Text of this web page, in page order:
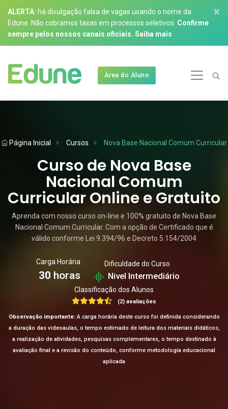
ALERTA: há divulgação falsa de vagas usando o nome da
Edune. Não cobramos taxas em processos seletivos. Confirme
sempre pelos nossos canais oficiais. Saiba mais
×
Área do Aluno
Página Inicial Cursos Nova Base Nacional Comum Curricular
Curso de Nova Base
Nacional Comum
Curricular Online e Gratuito
Aprenda com nosso curso on-line e 100% gratuito de Nova Base
Nacional Comum Curricular. Com a opção de Certificado que é
válido conforme Lei 9.394/96 e Decreto 5.154/2004
Carga Horária
30 horas
Dificuldade do Curso
Nivel Intermediário
Classificação dos Alunos
(2) avaliações
Observação importante:A carga horária deste curso foi definida considerando
a duração das videoaulas, o tempo estimado de leitura dos materiais didáticos,
a realização de atividades, pesquisas complementares, o tempo destinado à
avaliação final e a revisão do conteúdo, conforme metodologia educacional
aplicada